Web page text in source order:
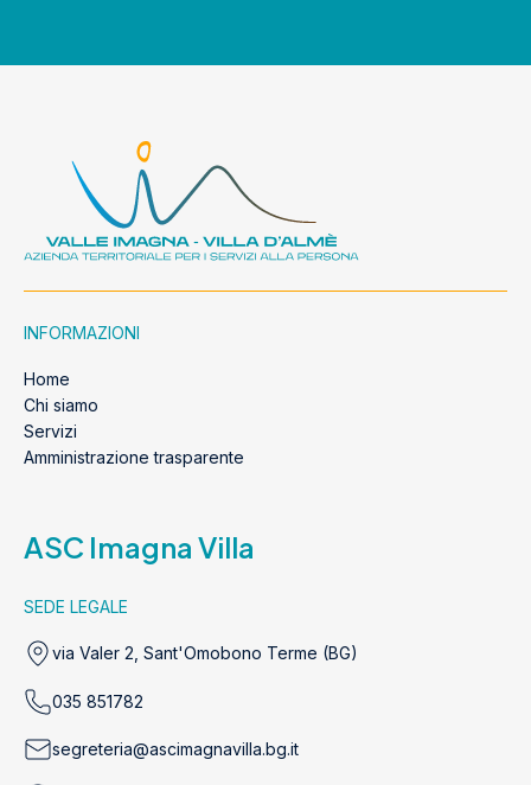
INFORMAZIONI
Home
Chi siamo
Servizi
Amministrazione trasparente
ASC Imagna Villa
SEDE LEGALE
via Valer 2, Sant'Omobono Terme (BG)
035 851782
segreteria@ascimagnavilla.bg.it